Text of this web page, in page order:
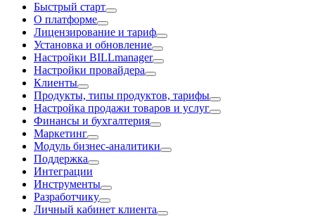
Быстрый старт
О платформе
Лицензирование и тариф
Установка и обновление
Настройки BILLmanager
Настройки провайдера
Клиенты
Продукты, типы продуктов, тарифы
Настройка продажи товаров и услуг
Финансы и бухгалтерия
Маркетинг
Модуль бизнес-аналитики
Поддержка
Интеграции
Инструменты
Разработчику
Личный кабинет клиента